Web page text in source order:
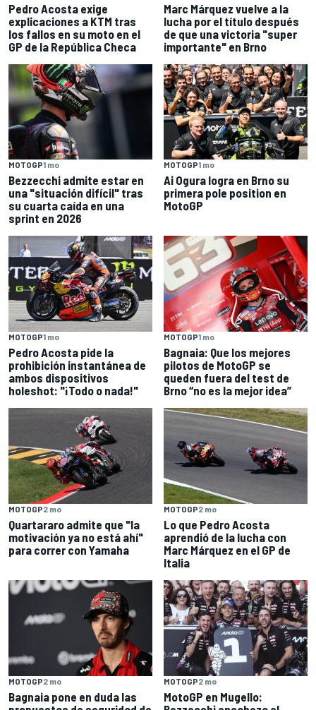
Pedro Acosta exige
explicaciones a KTM tras
los fallos en su moto en el
GP de la República Checa
Marc Márquez vuelve a la
lucha por el título después
de que una victoria "super
importante" en Brno
MOTOGP1 mo
Bezzecchi admite estar en
una "situación difícil" tras
su cuarta caída en una
sprint en 2026
MOTOGP1 mo
Ai Ogura logra en Brno su
primera pole position en
MotoGP
MOTOGP1 mo
Pedro Acosta pide la
prohibición instantánea de
ambos dispositivos
holeshot: "¡Todo o nada!"
MOTOGP1 mo
Bagnaia: Que los mejores
pilotos de MotoGP se
queden fuera del test de
Brno “no es la mejor idea”
MOTOGP2 mo
Quartararo admite que "la
motivación ya no está ahí"
para correr con Yamaha
MOTOGP2 mo
Lo que Pedro Acosta
aprendió de la lucha con
Marc Márquez en el GP de
Italia
MOTOGP2 mo
Bagnaia pone en duda las
MOTOGP2 mo
MotoGP en Mugello: